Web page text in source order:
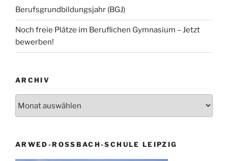
Berufsgrundbildungsjahr (BGJ)
Noch freie Plätze im Beruflichen Gymnasium – Jetzt
bewerben!
ARCHIV
ARWED-ROSSBACH-SCHULE LEIPZIG